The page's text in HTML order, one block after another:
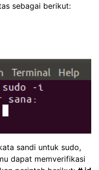
sebagai berikut:
sandi untuk sudo,
dapat memverifikasi